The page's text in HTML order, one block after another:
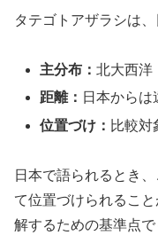
タテゴトアザラシは
主分布：北大西洋
距離： 日本からは
位置づけ： 比較対
日本で語られるとき
て位置づけられるこ
解するための基準点で